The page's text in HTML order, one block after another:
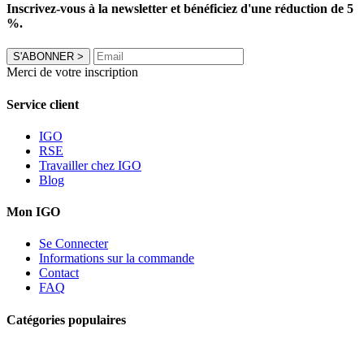
Inscrivez-vous à la newsletter et bénéficiez d'une réduction de 5
%.
S'ABONNER >
Merci de votre inscription
Service client
IGO
RSE
Travailler chez IGO
Blog
Mon IGO
Se Connecter
Informations sur la commande
Contact
FAQ
Catégories populaires